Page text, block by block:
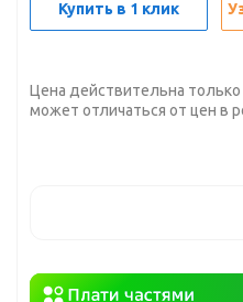
Купить в 1 клик
Цена действительна
может отличаться от цен в